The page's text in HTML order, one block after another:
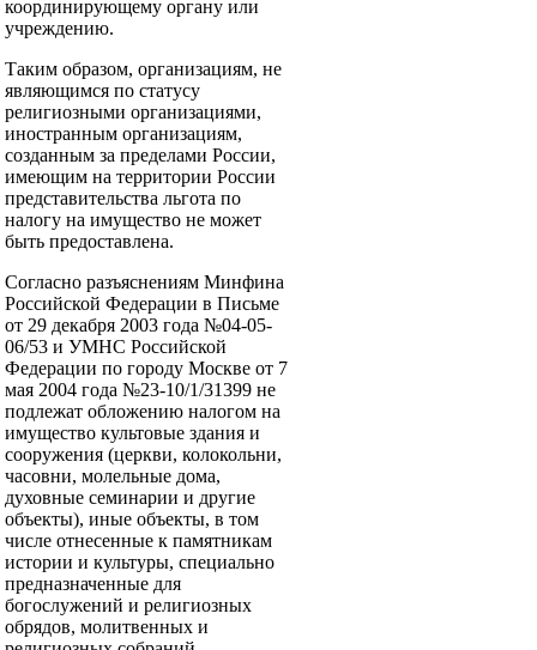
координирующему органу или
учреждению.
Таким образом, организациям, не
являющимся по статусу
религиозными организациями,
иностранным организациям,
созданным за пределами России,
имеющим на территории России
представительства льгота по
налогу на имущество не может
быть предоставлена.
Согласно разъяснениям Минфина
Российской Федерации в Письме
от 29 декабря 2003 года №04-05-
06/53 и УМНС Российской
Федерации по городу Москве от 7
мая 2004 года №23-10/1/31399 не
подлежат обложению налогом на
имущество культовые здания и
сооружения (церкви, колокольни,
часовни, молельные дома,
духовные семинарии и другие
объекты), иные объекты, в том
числе отнесенные к памятникам
истории и культуры, специально
предназначенные для
богослужений и религиозных
обрядов, молитвенных и